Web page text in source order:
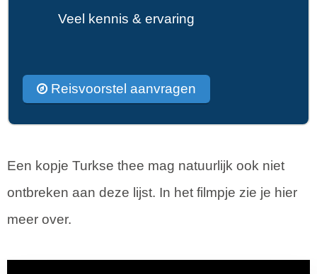
Veel kennis & ervaring
Reisvoorstel aanvragen
Een kopje Turkse thee mag natuurlijk ook niet
ontbreken aan deze lijst. In het filmpje zie je hier
meer over.